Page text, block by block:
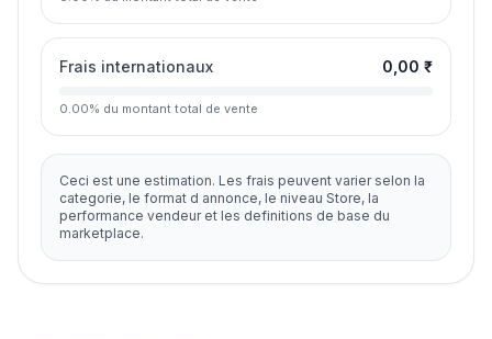
Frais internationaux 0,00 ₹
0.00% du montant total de vente
Ceci est une estimation. Les frais peuvent varier selon la
categorie, le format d annonce, le niveau Store, la
performance vendeur et les definitions de base du
marketplace.